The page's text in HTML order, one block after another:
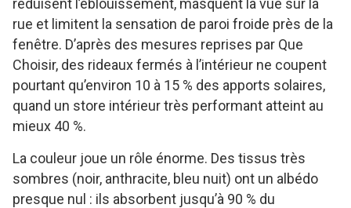
réduisent l’éblouissement, masquent la vue sur la
rue et limitent la sensation de paroi froide près de la
fenêtre. D’après des mesures reprises par Que
Choisir, des rideaux fermés à l’intérieur ne coupent
pourtant qu’environ 10 à 15 % des apports solaires,
quand un store intérieur très performant atteint au
mieux 40 %.
La couleur joue un rôle énorme. Des tissus très
sombres (noir, anthracite, bleu nuit) ont un albédo
presque nul : ils absorbent jusqu’à 90 % du